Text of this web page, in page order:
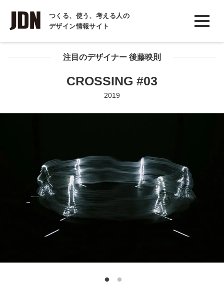
つくる、使う、考える人の
デザイン情報サイト
INTERVIEW
インタビュー
REPORT注目のデザイナー 後藤映則
CROSSING #03
2019